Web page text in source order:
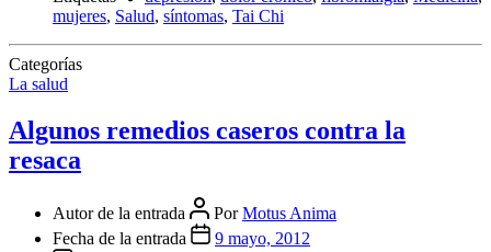
mujeres, Salud, síntomas, Tai Chi
Categorías
La salud
Algunos remedios caseros contra la
resaca
Autor de la entrada PorMotus Anima
Fecha de la entrada
9 mayo, 2012